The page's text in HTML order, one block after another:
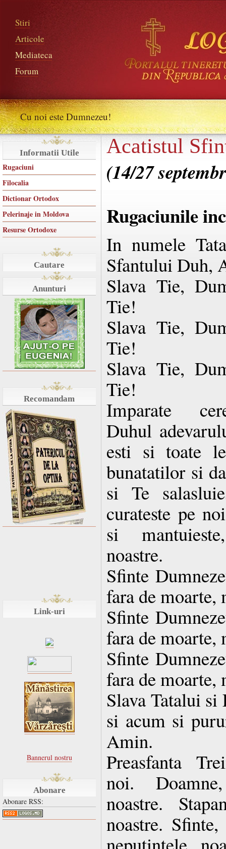
Stiri
Articole
Mediateca
Forum
Cu noi este Dumnezeu!
Informatii Utile
Rugaciuni
Filocalia
Dictionar Ortodox
Pelerinaje in Moldova
Resurse Ortodoxe
Cautare
Anunturi
Recomandam
Link-uri
Bannerul nostru
Abonare
Abonare RSS:
Acatistul
(14/27
Rugaciunile
In numele
Sfantului Duh,
Slava Tie,
Tie!
Slava Tie,
Tie!
Slava Tie,
Tie!
Imparate
Duhul
esti si toate
bunatatilor si
si Te
curateste pe
si
noastre.
Sfinte
fara de moarte,
Sfinte
fara de moarte,
Sfinte
fara de moarte,
Slava Tatalui
si acum si
Amin.
Preasfanta
noi.
noastre.
noastre.
neputintele